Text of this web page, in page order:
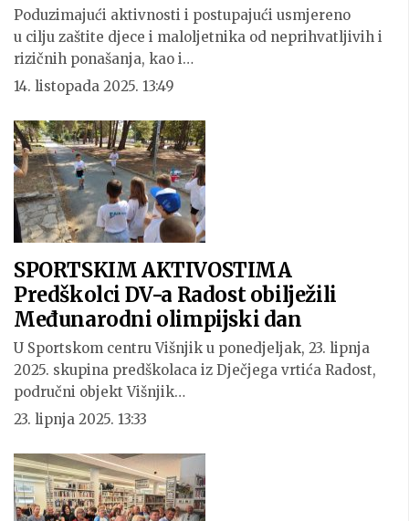
Poduzimajući aktivnosti i postupajući usmjereno
u cilju zaštite djece i maloljetnika od neprihvatljivih i
rizičnih ponašanja, kao i…
14. listopada 2025. 13:49
SPORTSKIM AKTIVOSTIMA
Predškolci DV-a Radost obilježili
Međunarodni olimpijski dan
U Sportskom centru Višnjik u ponedjeljak, 23. lipnja
2025. skupina predškolaca iz Dječjega vrtića Radost,
područni objekt Višnjik…
23. lipnja 2025. 13:33